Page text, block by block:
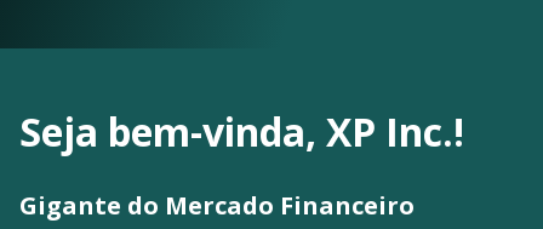
Seja bem-vinda, XP Inc.!
Gigante do Mercado Financeiro